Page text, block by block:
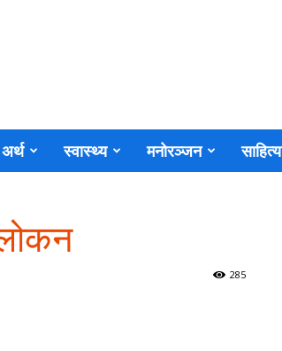
अर्थ स्वास्थ्य मनोरञ्जन साहित्य
285